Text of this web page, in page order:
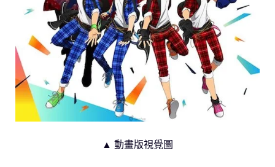
▲ 動畫版視覺圖